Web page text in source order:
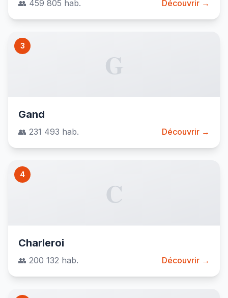
👥 459 805 hab. Découvrir →
3
G
Gand
👥 231 493 hab. Découvrir →
4
C
Charleroi
👥 200 132 hab. Découvrir →